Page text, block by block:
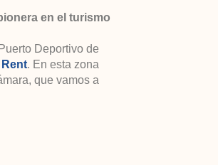
en el turismo
Deportivo de
. En esta zona
que vamos a